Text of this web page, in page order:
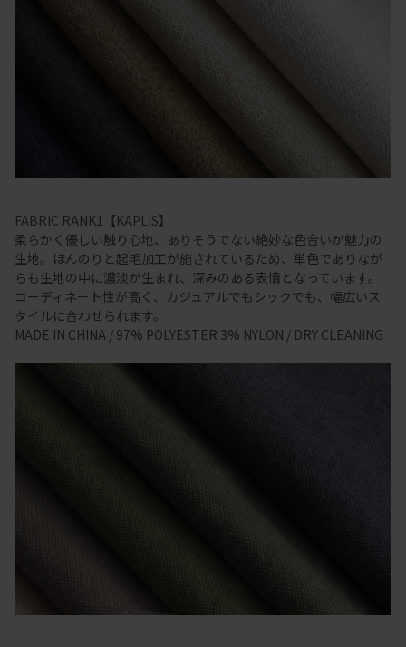
FABRIC RANK1【KAPLIS】
柔らかく優しい触り心地、ありそうでない絶妙な色合いが魅力の
生地。ほんのりと起毛加工が施されているため、単色でありなが
らも生地の中に濃淡が生まれ、深みのある表情となっています。
コーディネート性が高く、カジュアルでもシックでも、幅広いス
タイルに合わせられます。
MADE IN CHINA / 97% POLYESTER 3% NYLON / DRY CLEANING